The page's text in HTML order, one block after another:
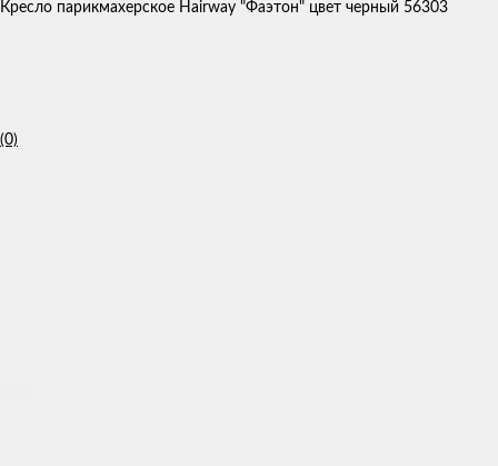
Кресло парикмахерское Hairway "Фаэтон" цвет черный 56303
(0)